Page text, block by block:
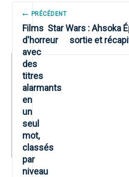
NAVIGATION
DE
L’ARTICLE
PRÉCÉDENT
Films
d'horreur
avec
des
titres
alarmants
en
un
seul
mot,
classés
par
niveau
Star Wars : Ahsoka
sortie et